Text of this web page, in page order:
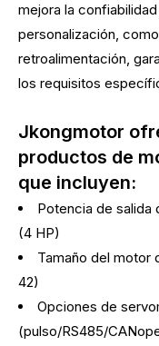
mejora la
personalización,
retroalimentación,
los requisitos
Jkongmotor
productos de
que incluyen:
Potencia de salida
(4 HP)
Tamaño del motor
42)
Opciones de
(pulso/RS485/